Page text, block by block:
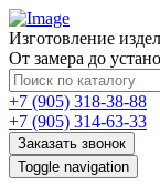
Изготовление
От замера до
+7 (905) 318-38-88
+7 (905) 314-63-33
Заказать звонок
Toggle navigation